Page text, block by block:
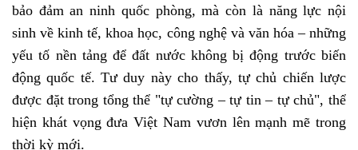
bảo đảm an ninh quốc phòng, mà còn là năng lực nội
sinh về kinh tế, khoa học, công nghệ và văn hóa – những
yếu tố nền tảng để đất nước không bị động trước biến
động quốc tế. Tư duy này cho thấy, tự chủ chiến lược
được đặt trong tổng thể "tự cường – tự tin – tự chủ", thể
hiện khát vọng đưa Việt Nam vươn lên mạnh mẽ trong
thời kỳ mới.